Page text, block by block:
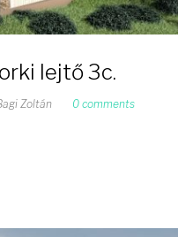
lejtő 3c.
Zoltán
0 comments